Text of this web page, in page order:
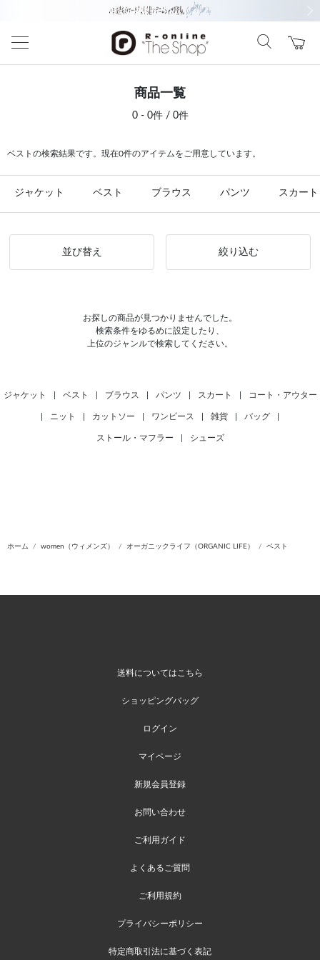
商品一覧
0 - 0件 / 0件
ベストの検索結果です。現在0件のアイテムをご用意しています。
ジャケット ベスト ブラウス パンツ スカート
並び替え 絞り込む
お探しの商品が見つかりませんでした。
検索条件をゆるめに設定したり、
上位のジャンルで検索してください。
ジャケット ベスト ブラウス パンツ スカート コート・アウター
ニット カットソー ワンピース 雑貨 バッグ
ストール・マフラー シューズ
ホーム women（ウィメンズ） オーガニックライフ（ORGANIC LIFE） ベスト
送料についてはこちら
ショッピングバッグ
ログイン
マイページ
新規会員登録
お問い合わせ
ご利用ガイド
よくあるご質問
ご利用規約
プライバシーポリシー
特定商取引法に基づく表記